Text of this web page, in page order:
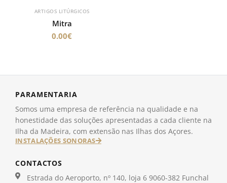
ARTIGOS LITÚRGICOS
Mitra
0.00€
PARAMENTARIA
Somos uma empresa de referência na qualidade e na
honestidade das soluções apresentadas a cada cliente na
Ilha da Madeira, com extensão nas Ilhas dos Açores.
INSTALAÇÕES SONORAS
CONTACTOS
Estrada do Aeroporto, nº 140, loja 6 9060-382 Funchal